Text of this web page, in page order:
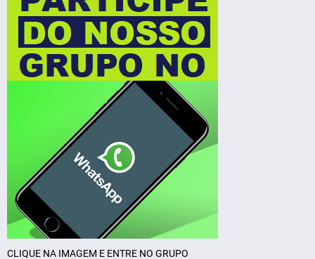
CLIQUE NA IMAGEM E ENTRE NO GRUPO